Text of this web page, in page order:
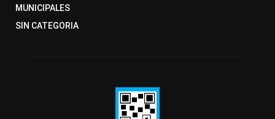
MUNICIPALES
SIN CATEGORIA